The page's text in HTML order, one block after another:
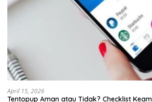
April 15, 2026
Tentopup Aman atau Tidak? Checklist